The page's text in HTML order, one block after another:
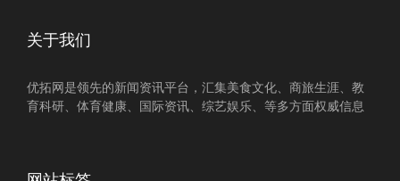
关于我们
优拓网是领先的新闻资讯平台，汇集美食文化、商旅生涯、教
育科研、体育健康、国际资讯、综艺娱乐、等多方面权威信息